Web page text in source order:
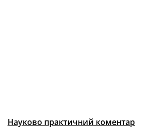
Науково практичний коментар